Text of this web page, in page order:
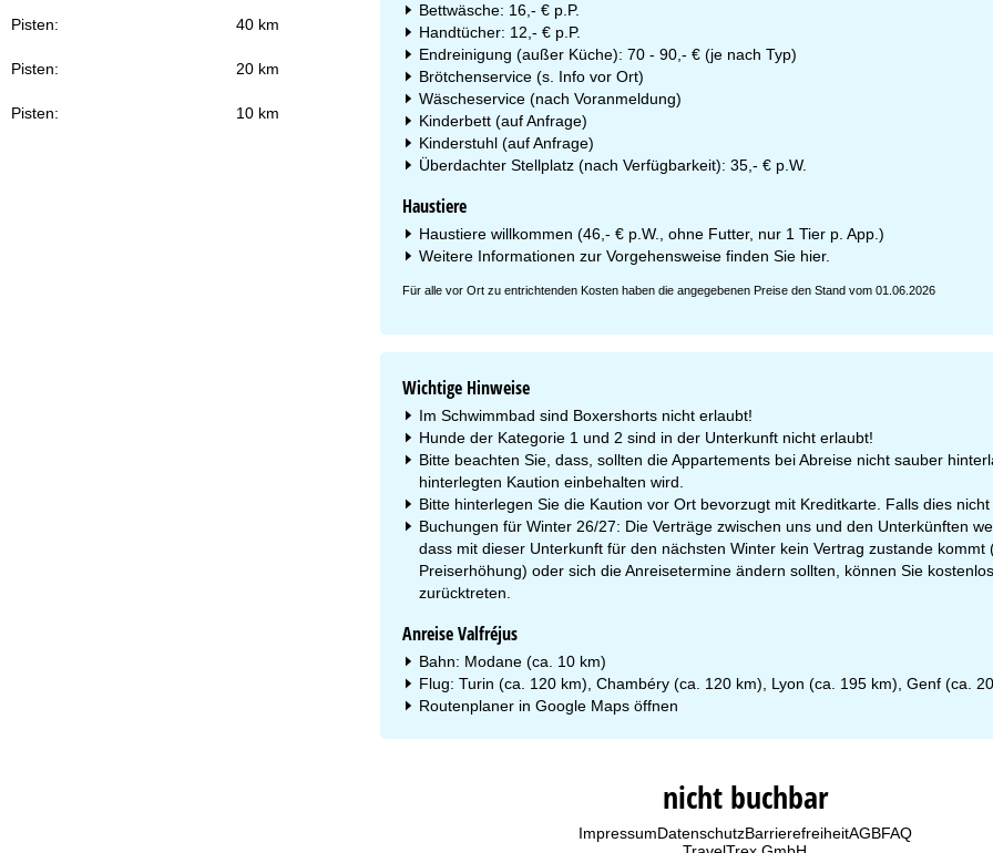
Pisten: 40 km
Pisten: 20 km
Pisten: 10 km
Bettwäsche: 16,- € p.P.
Handtücher: 12,- € p.P.
Endreinigung (außer Küche): 70 - 90,- € (je nach Typ)
Brötchenservice (s. Info vor Ort)
Wäscheservice (nach Voranmeldung)
Kinderbett (auf Anfrage)
Kinderstuhl (auf Anfrage)
Überdachter Stellplatz (nach Verfügbarkeit): 35,- € p.W.
Haustiere
Haustiere willkommen (46,- € p.W., ohne Futter, nur 1 Tier p. App.)
Weitere Informationen zur Vorgehensweise finden Sie hier.
Für alle vor Ort zu entrichtenden Kosten haben die angegebenen Preise den Stand vom 01.06.2026
Wichtige Hinweise
Im Schwimmbad sind Boxershorts nicht erlaubt!
Hunde der Kategorie 1 und 2 sind in der Unterkunft nicht erlaubt!
Bitte beachten Sie, dass, sollten die Appartements bei Abreise nicht sauber
hinterlegten Kaution einbehalten wird.
Bitte hinterlegen Sie die Kaution vor Ort bevorzugt mit Kreditkarte. Falls dies
Buchungen für Winter 26/27: Die Verträge zwischen uns und den Unterkünften
dass mit dieser Unterkunft für den nächsten Winter kein Vertrag zustande
Preiserhöhung) oder sich die Anreisetermine ändern sollten, können Sie
zurücktreten.
Anreise Valfréjus
Bahn: Modane (ca. 10 km)
Flug: Turin (ca. 120 km), Chambéry (ca. 120 km), Lyon (ca. 195 km), Genf (ca.
Routenplaner in Google Mapsöffnen
nicht buchbar
ImpressumDatenschutzBarrierefreiheitAGBFAQ